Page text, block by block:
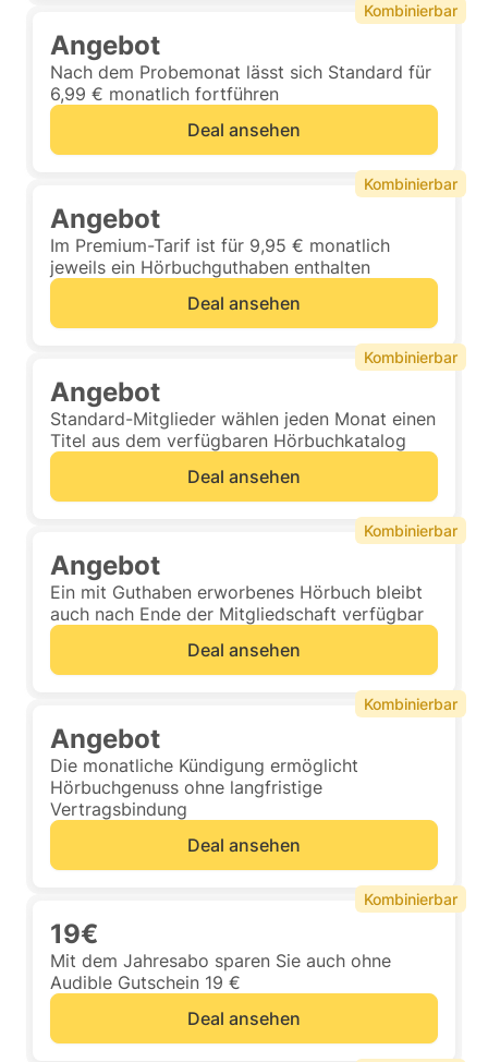
Angebot
Nach dem Probemonat lässt sich Standard für
6,99 € monatlich fortführen
Deal ansehen
Kombinierbar
Angebot
Im Premium-Tarif ist für 9,95 € monatlich
jeweils ein Hörbuchguthaben enthalten
Deal ansehen
Kombinierbar
Angebot
Standard-Mitglieder wählen jeden Monat einen
Titel aus dem verfügbaren Hörbuchkatalog
Deal ansehen
Kombinierbar
Angebot
Ein mit Guthaben erworbenes Hörbuch bleibt
auch nach Ende der Mitgliedschaft verfügbar
Deal ansehen
Kombinierbar
Angebot
Die monatliche Kündigung ermöglicht
Hörbuchgenuss ohne langfristige
Vertragsbindung
Deal ansehen
Kombinierbar
19€
Mit dem Jahresabo sparen Sie auch ohne
Audible Gutschein 19 €
Deal ansehen
Kombinierbar